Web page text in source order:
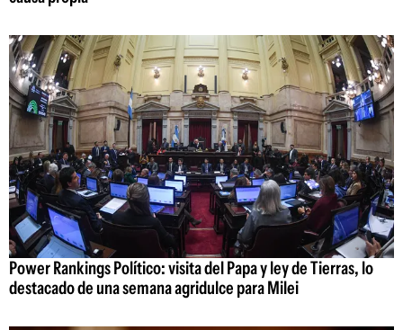
Power Rankings Político: visita del Papa y ley de Tierras, lo
destacado de una semana agridulce para Milei